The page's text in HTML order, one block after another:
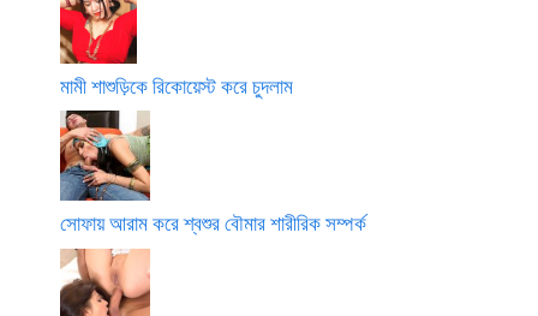
মামী শাশুড়িকে রিকোয়েস্ট করে চুদলাম
সোফায় আরাম করে শ্বশুর বৌমার শারীরিক সম্পর্ক